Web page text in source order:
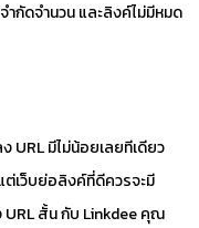
กัดจำนวน และลิงค์ไม่มีหมด
มีไม่น้อยเลยทีเดียว
ต่เว็บย่อลิงค์ที่ดีควรจะมี
สั้น กับ Linkdee คุณ